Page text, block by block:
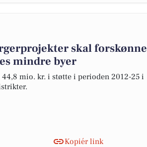
skal forskønne
mindre byer
mio. kr. i støtte i perioden 2012-25 i
Kopiér link